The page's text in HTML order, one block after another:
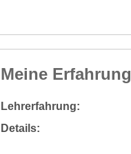
Meine Erfahrung
Lehrerfahrung:
Details: